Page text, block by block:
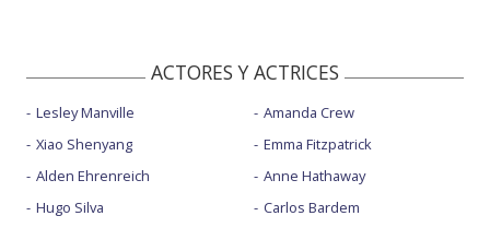
ACTORES Y ACTRICES
Lesley Manville
Xiao Shenyang
Alden Ehrenreich
Hugo Silva
Amanda Crew
Emma Fitzpatrick
Anne Hathaway
Carlos Bardem